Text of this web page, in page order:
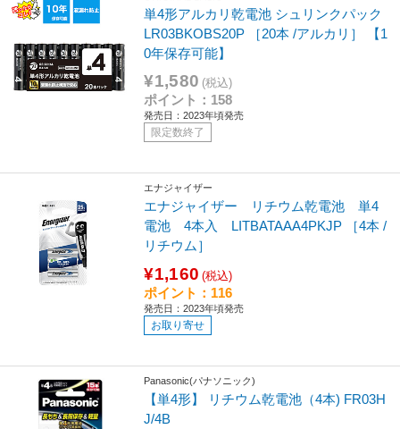
単4形アルカリ乾電池 シュリンクパック
LR03BKOBS20P ［20本 /アルカリ］ 【1
0年保存可能】
¥1,580 (税込)
ポイント：158
発売日：2023年頃発売
限定数終了
エナジャイザー
エナジャイザー リチウム乾電池 単4
電池 4本入 LITBATAAA4PKJP ［4本 /
リチウム］
¥1,160 (税込)
ポイント：116
発売日：2023年頃発売
お取り寄せ
Panasonic(パナソニック)
【単4形】 リチウム乾電池（4本) FR03H
J/4B